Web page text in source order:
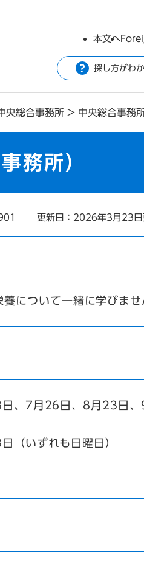
本文へ
探し方がわ
央総合事務所 > 中央総合事務
務所）
更新日：2026年3月23日
について一緒に学びませ
、7月26日、8月23日
（いずれも日曜日）